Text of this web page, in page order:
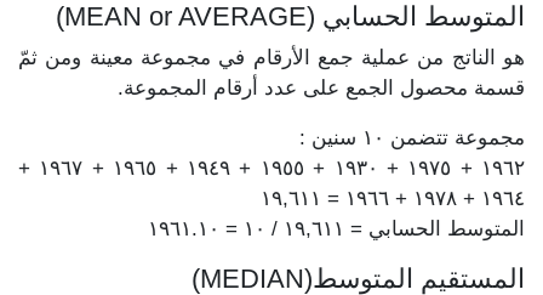
المتوسط الحسابي (MEAN or AVERAGE)
هو الناتج من عملية جمع الأرقام في مجموعة معينة ومن ثمّ
قسمة محصول الجمع على عدد أرقام المجموعة.
مجموعة تتضمن ١٠ سنين :
١٩٦٢ + ١٩٧٥ + ١٩٣٠ + ١٩٥٥ + ١٩٤٩ + ١٩٦٥ + ١٩٦٧ +
١٩٦٤ + ١٩٧٨ + ١٩٦٦ = ١٩,٦١١
المتوسط الحسابي = ١٩,٦١١ / ١٠ = ١٩٦١.١٠
المستقيم المتوسط(MEDIAN)